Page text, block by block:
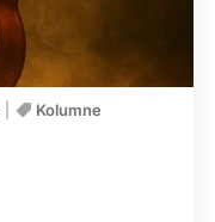
Kolumne